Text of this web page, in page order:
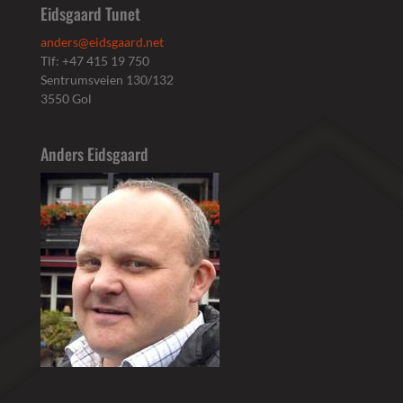
Eidsgaard Tunet
anders@eidsgaard.net
Tlf: +47 415 19 750
Sentrumsveien 130/132
3550 Gol
Anders Eidsgaard